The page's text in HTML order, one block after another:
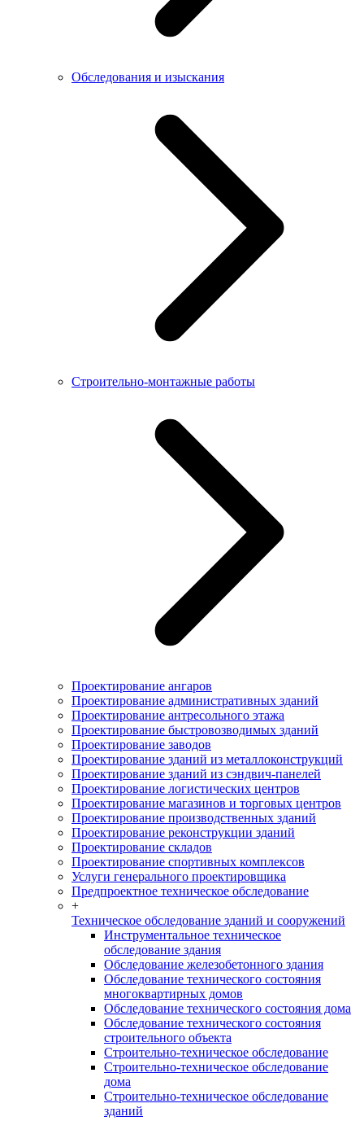
Обследования и изыскания
Строительно-монтажные работы
Проектирование ангаров
Проектирование административных зданий
Проектирование антресольного этажа
Проектирование быстровозводимых зданий
Проектирование заводов
Проектирование зданий из металлоконструкций
Проектирование зданий из сэндвич-панелей
Проектирование логистических центров
Проектирование магазинов и торговых центров
Проектирование производственных зданий
Проектирование реконструкции зданий
Проектирование складов
Проектирование спортивных комплексов
Услуги генерального проектировщика
Предпроектное техническое обследование
+
Техническое обследование зданий и сооружений
Инструментальное техническое
обследование здания
Обследование железобетонного здания
Обследование технического состояния
многоквартирных домов
Обследование технического состояния дома
Обследование технического состояния
строительного объекта
Строительно-техническое обследование
Строительно-техническое обследование
дома
Строительно-техническое обследование
зданий